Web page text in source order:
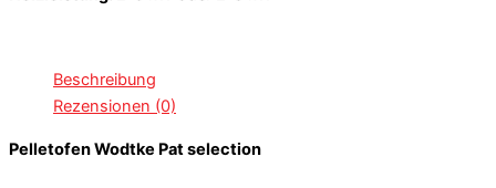
Beschreibung
Rezensionen (0)
Pelletofen Wodtke Pat selection